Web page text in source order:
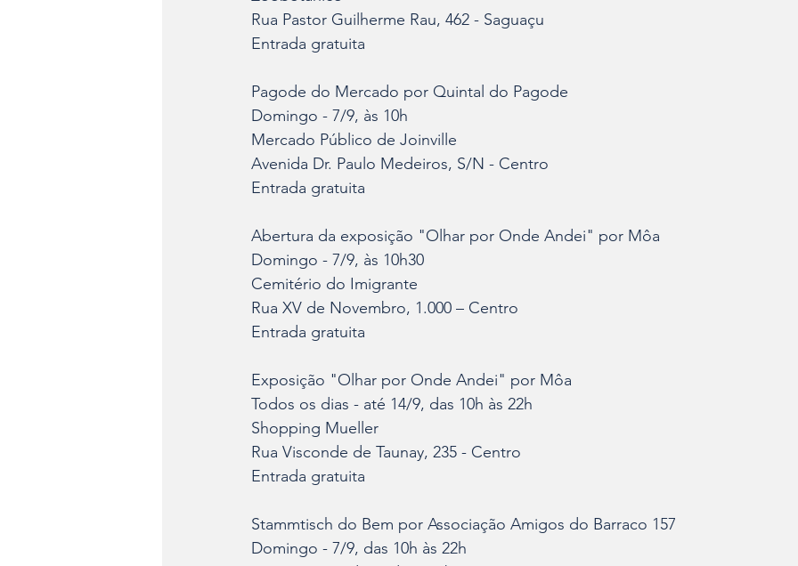
Rua Pastor Guilherme Rau, 462 - Saguaçu
Entrada gratuita
Pagode do Mercado por Quintal do Pagode
Domingo - 7/9, às 10h
Mercado Público de Joinville
Avenida Dr. Paulo Medeiros, S/N - Centro
Entrada gratuita
Abertura da exposição "Olhar por Onde Andei" por Môa
Domingo - 7/9, às 10h30
Cemitério do Imigrante
Rua XV de Novembro, 1.000 – Centro
Entrada gratuita
Exposição "Olhar por Onde Andei" por Môa
Todos os dias - até 14/9, das 10h às 22h
Shopping Mueller
Rua Visconde de Taunay, 235 - Centro
Entrada gratuita
Stammtisch do Bem por Associação Amigos do Barraco 157
Domingo - 7/9, das 10h às 22h